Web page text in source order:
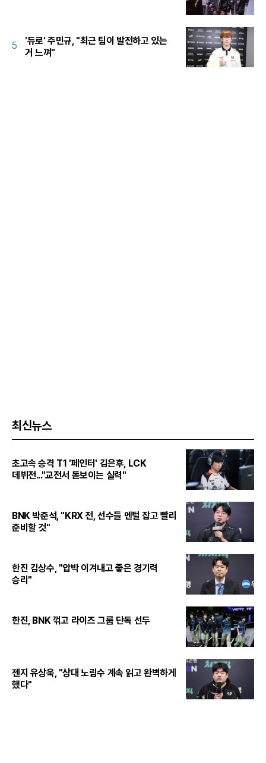
5
'듀로' 주민규, "최근 팀이 발전하고 있는
거 느껴"
최신뉴스
초고속 승격 T1 '페인터' 김은후, LCK
데뷔전..."교전서 돋보이는 실력"
BNK 박준석, "KRX 전, 선수들 멘털 잡고 빨리
준비할 것"
한진 김상수, "압박 이겨내고 좋은 경기력
승리"
한진, BNK 꺾고 라이즈 그룹 단독 선두
젠지 유상욱, "상대 노림수 계속 읽고 완벽하게
했다"